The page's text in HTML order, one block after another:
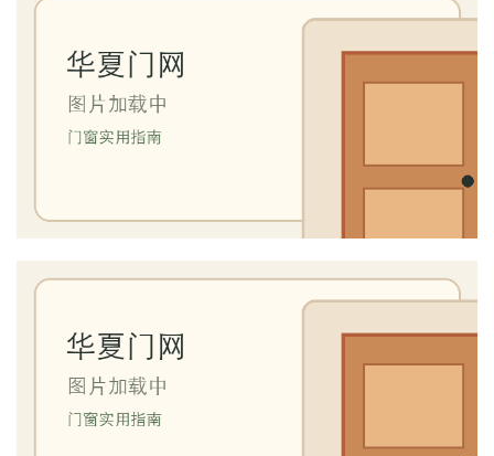
室
大
登录